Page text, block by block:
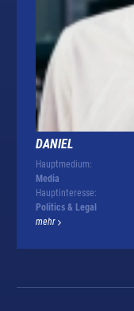
DANIEL
Hauptmedium:
Media
Hauptinteresse:
Politics & Legal
mehr